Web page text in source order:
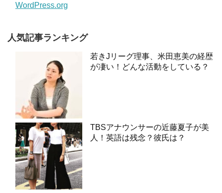
WordPress.org
人気記事ランキング
若きJリーグ理事、米田恵美の経歴
が凄い！どんな活動をしている？
TBSアナウンサーの近藤夏子が美
人！英語は残念？彼氏は？